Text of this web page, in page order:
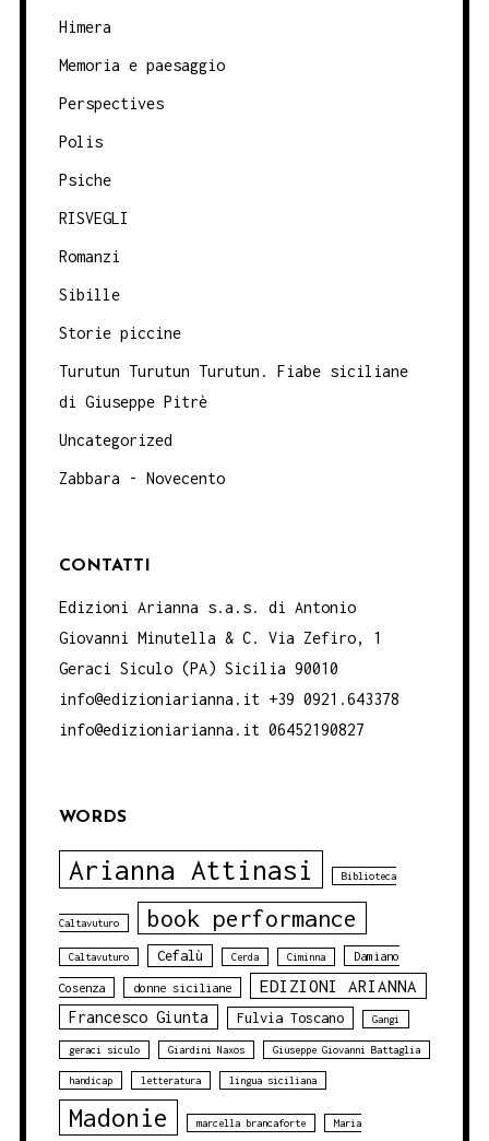
Himera
Memoria e paesaggio
Perspectives
Polis
Psiche
RISVEGLI
Romanzi
Sibille
Storie piccine
Turutun Turutun Turutun. Fiabe siciliane
di Giuseppe Pitrè
Uncategorized
Zabbara - Novecento
CONTATTI
Edizioni Arianna s.a.s. di Antonio
Giovanni Minutella & C. Via Zefiro, 1
Geraci Siculo (PA) Sicilia 90010
info@edizioniarianna.it +39 0921.643378
info@edizioniarianna.it 06452190827
WORDS
Arianna Attinasi Biblioteca
Caltavuturo book performance
Caltavuturo Cefalù Cerda Ciminna Damiano
Cosenza donne siciliane EDIZIONI ARIANNA
Francesco Giunta Fulvia Toscano Gangi
geraci siculo Giardini Naxos Giuseppe Giovanni Battaglia
handicap letteratura lingua siciliana
Madonie marcella brancaforte Maria